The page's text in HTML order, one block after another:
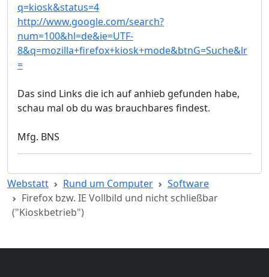
q=kiosk&status=4
http://www.google.com/search?
num=100&hl=de&ie=UTF-
8&q=mozilla+firefox+kiosk+mode&btnG=Suche&lr
=
Das sind Links die ich auf anhieb gefunden habe,
schau mal ob du was brauchbares findest.
Mfg. BNS
Webstatt Rund um Computer
Software
Firefox bzw. IE Vollbild und nicht schließbar
("Kioskbetrieb")